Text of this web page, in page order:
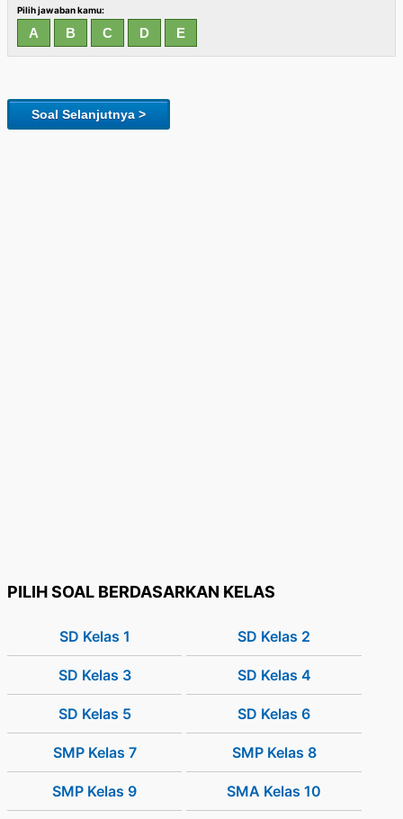
Pilih jawaban kamu:
Soal Selanjutnya >
PILIH SOAL BERDASARKAN KELAS
SD Kelas 1 SD Kelas 2
SD Kelas 3 SD Kelas 4
SD Kelas 5 SD Kelas 6
SMP Kelas 7 SMP Kelas 8
SMP Kelas 9 SMA Kelas 10